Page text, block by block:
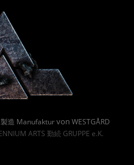
造 Manufakturvon WESTGÅRD
ARTS 勤続 GRUPPE e.K.
By :